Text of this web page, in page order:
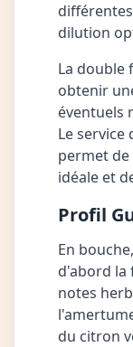
dilution
La double
obtenir
éventuels
Le
permet
idéale et
Profil
En
d'abord la
notes
du citron